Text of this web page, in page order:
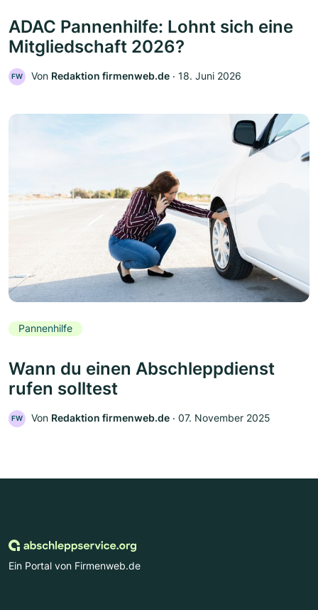
ADAC Pannenhilfe: Lohnt sich eine
Mitgliedschaft 2026?
FW Von Redaktion firmenweb.de ‧ 18. Juni 2026
Pannenhilfe
Wann du einen Abschleppdienst
rufen solltest
FW Von Redaktion firmenweb.de ‧ 07. November 2025
Ein Portal von Firmenweb.de